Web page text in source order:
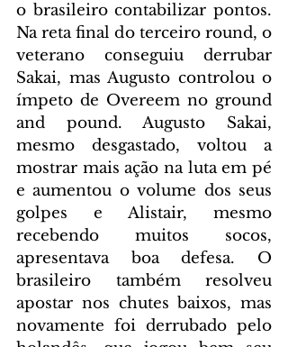
o brasileiro contabilizar pontos.
Na reta final do terceiro round, o
veterano conseguiu derrubar
Sakai, mas Augusto controlou o
ímpeto de Overeem no ground
and pound. Augusto Sakai,
mesmo desgastado, voltou a
mostrar mais ação na luta em pé
e aumentou o volume dos seus
golpes e Alistair, mesmo
recebendo muitos socos,
apresentava boa defesa. O
brasileiro também resolveu
apostar nos chutes baixos, mas
novamente foi derrubado pelo